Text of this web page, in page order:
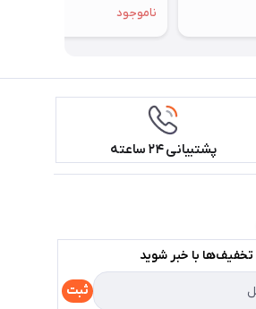
ناموجود
پشتیبانی ۲۴ ساعته
تخفیف‌ها با‌ خبر شوید
ثبت